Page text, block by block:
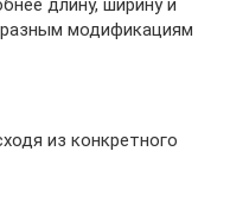
длину, ширину и
модификациям
из конкретного